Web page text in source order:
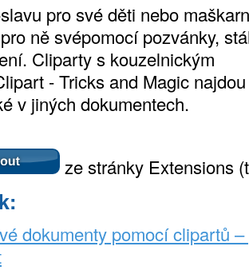
pro své děti nebo
ně svépomocí pozvánky,
Cliparty s kouzelnickým
- Tricks and Magic najdou
v jiných dokumentech.
ze stránky Extensions
dokumenty pomocí clipartů